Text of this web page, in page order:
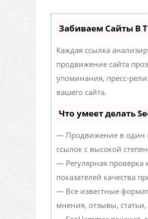
Забиваем Сайты В
Каждая ссылка
продвижение сайта
упоминания, пресс-
вашего сайта.
Что умеет делать
— Продвижение в один
ссылок с высокой
— Регулярная проверка
показателей качества
— Все известные
мнения, отзывы, статьи,